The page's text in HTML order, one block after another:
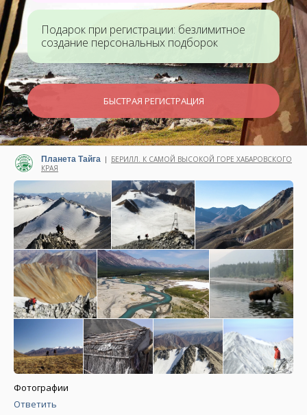
Подарок при регистрации: безлимитное
создание персональных подборок
БЫСТРАЯ РЕГИСТРАЦИЯ
Планета Тайга | БЕРИЛЛ. К САМОЙ ВЫСОКОЙ ГОРЕ ХАБАРОВСКОГО
КРАЯ
Фотографии
Ответить